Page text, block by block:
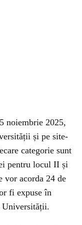
noiembrie 2025,
și pe site-
categorie sunt
pentru locul II și
acorda 24 de
fi expuse în
Universității.